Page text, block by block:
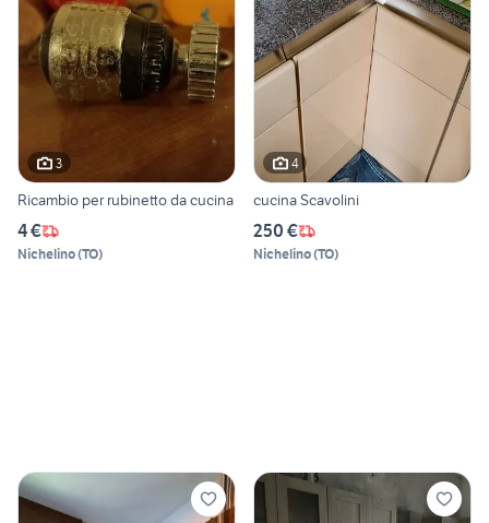
3
Ricambio per rubinetto da cucina
4 €
Nichelino(TO)
4
cucina Scavolini
250 €
Nichelino(TO)